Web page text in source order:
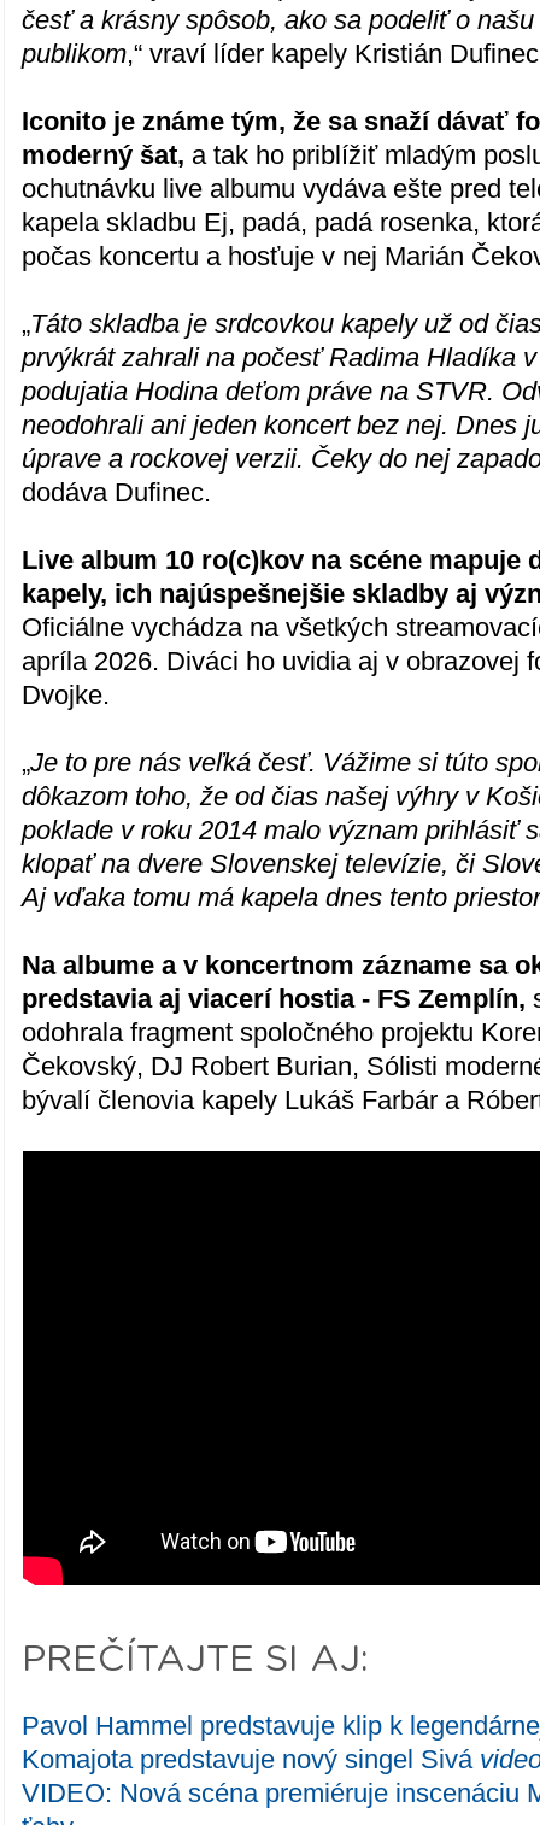
česť a krásny spôsob, ako sa podeliť o
publikom,“ vraví líder kapely Kristián
Iconito je známe tým, že sa snaží dávať
moderný šat, a tak ho priblížiť mladým
ochutnávku live albumu vydáva ešte pred
kapela skladbu Ej, padá, padá rosenka,
počas koncertu a hosťuje v nej Marián
„Táto skladba je srdcovkou kapely už od
prvýkrát zahrali na počesť Radima Hladíka
podujatia Hodina deťom práve na STVR.
neodohrali ani jeden koncert bez nej. Dnes
úprave a rockovej verzii. Čeky do nej
dodáva Dufinec.
Live album 10 ro(c)kov na scéne mapuje
kapely, ich najúspešnejšie skladby aj
Oficiálne vychádza na všetkých
apríla 2026. Diváci ho uvidia aj v obrazovej
Dvojke.
„Je to pre nás veľká česť. Vážime si túto
dôkazom toho, že od čias našej výhry v
poklade v roku 2014 malo význam prihlásiť
klopať na dvere Slovenskej televízie, či
Aj vďaka tomu má kapela dnes tento
Na albume a v koncertnom zázname sa
predstavia aj viacerí hostia - FS Zemplín,
odohrala fragment spoločného projektu
Čekovský, DJ Robert Burian, Sólisti
bývalí členovia kapely Lukáš Farbár a
PREČÍTAJTE SI AJ:
Pavol Hammel predstavuje klip k
Komajota predstavuje nový singel Sivá
VIDEO: Nová scéna premiéruje inscenáciu